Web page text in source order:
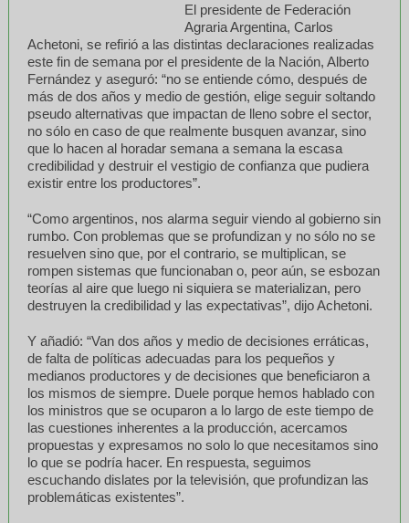
El presidente de Federación
Agraria Argentina, Carlos
Achetoni, se refirió a las distintas declaraciones realizadas
este fin de semana por el presidente de la Nación, Alberto
Fernández y aseguró: “no se entiende cómo, después de
más de dos años y medio de gestión, elige seguir soltando
pseudo alternativas que impactan de lleno sobre el sector,
no sólo en caso de que realmente busquen avanzar, sino
que lo hacen al horadar semana a semana la escasa
credibilidad y destruir el vestigio de confianza que pudiera
existir entre los productores”.
“Como argentinos, nos alarma seguir viendo al gobierno sin
rumbo. Con problemas que se profundizan y no sólo no se
resuelven sino que, por el contrario, se multiplican, se
rompen sistemas que funcionaban o, peor aún, se esbozan
teorías al aire que luego ni siquiera se materializan, pero
destruyen la credibilidad y las expectativas”, dijo Achetoni.
Y añadió: “Van dos años y medio de decisiones erráticas,
de falta de políticas adecuadas para los pequeños y
medianos productores y de decisiones que beneficiaron a
los mismos de siempre. Duele porque hemos hablado con
los ministros que se ocuparon a lo largo de este tiempo de
las cuestiones inherentes a la producción, acercamos
propuestas y expresamos no solo lo que necesitamos sino
lo que se podría hacer. En respuesta, seguimos
escuchando dislates por la televisión, que profundizan las
problemáticas existentes”.